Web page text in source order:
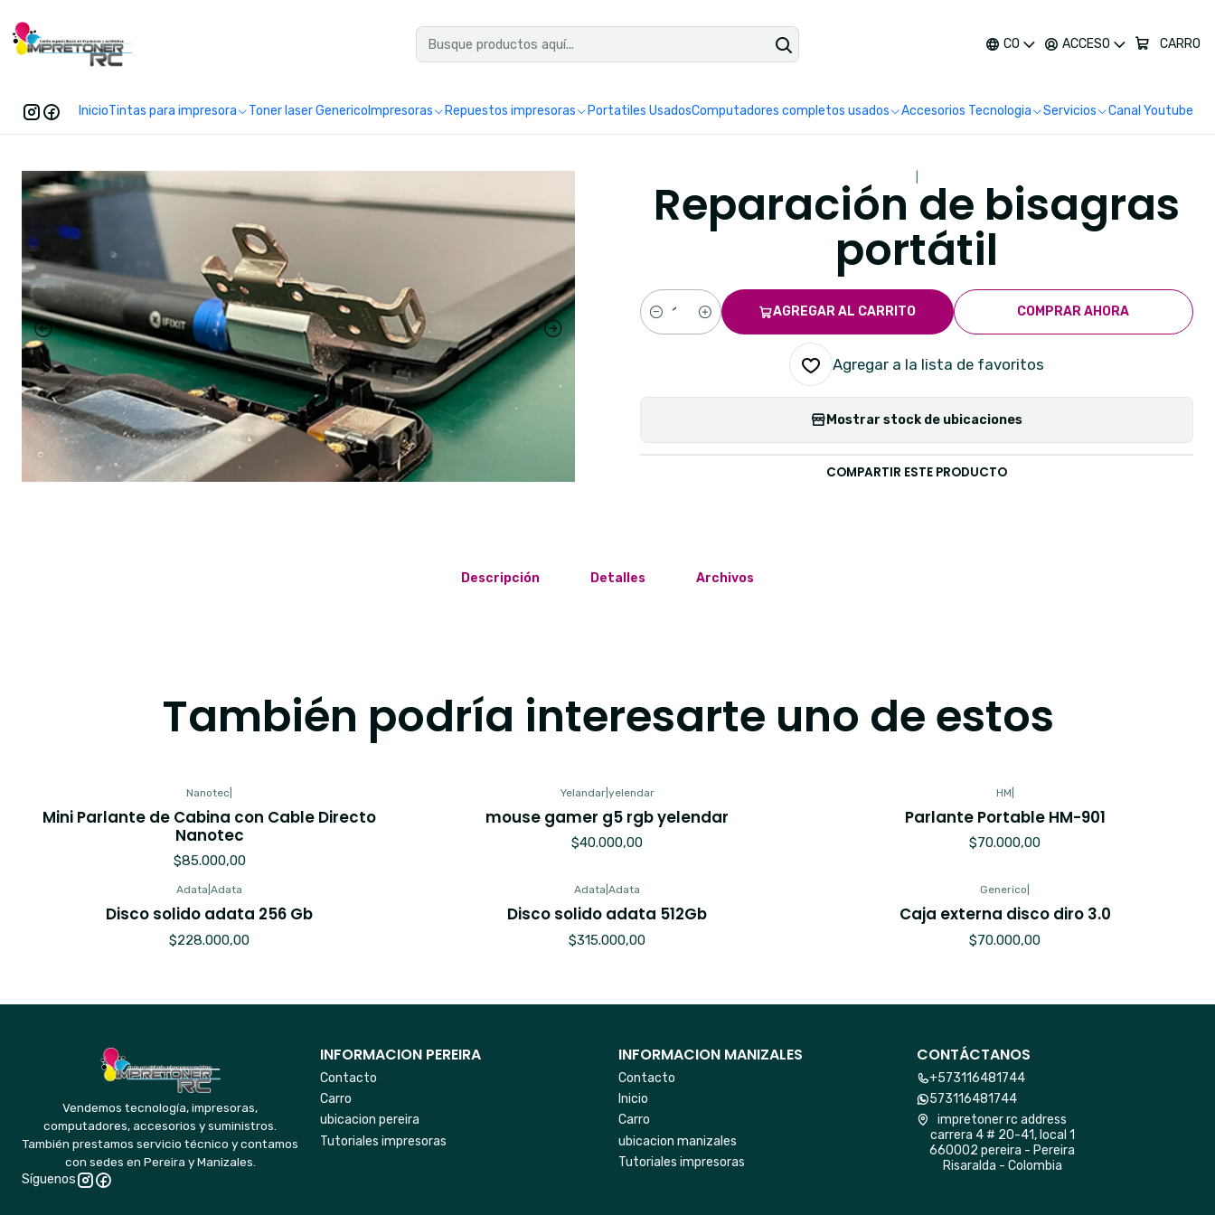
CO ACCESO CARRO
InicioTintas para impresora Toner laser Generico Impresoras Repuestos impresoras Portatiles UsadosComputadores completos usados Accesorios Tecnologia Servicios Canal Youtube
Reparación de bisagras
portátil
Cantidad
AGREGAR AL CARRITO COMPRAR AHORA
Agregar a la lista de favoritos
Mostrar stock de ubicaciones
COMPARTIR ESTE PRODUCTO
Descripción Detalles Archivos
También podría interesarte uno de estos
Nanotec
Mini Parlante de Cabina con Cable Directo
Nanotec
$85.000,00
Yelandar| yelendar
mouse gamer g5 rgb yelendar
$40.000,00
HM
Parlante Portable HM-901
$70.000,00
Adata |Adata
Disco solido adata 256 Gb
$228.000,00
Adata |Adata
Disco solido adata 512Gb
$315.000,00
Generico
Caja externa disco diro 3.0
$70.000,00
Vendemos tecnología, impresoras,
computadores, accesorios y suministros.
También prestamos servicio técnico y contamos
con sedes en Pereira y Manizales.
Síguenos
INFORMACION PEREIRA
Contacto
Carro
ubicacion pereira
Tutoriales impresoras
INFORMACION MANIZALES
Contacto
Inicio
Carro
ubicacion manizales
Tutoriales impresoras
CONTÁCTANOS
+573116481744
573116481744
impretoner rc address
carrera 4 # 20-41, local 1
660002 pereira - Pereira
Risaralda - Colombia